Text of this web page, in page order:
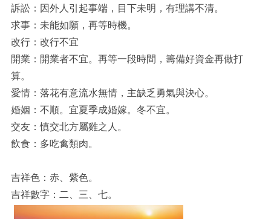
訴訟：因外人引起事端，目下未明，有理講不清。
求事：未能如願，再等時機。
改行：改行不宜
開業：開業者不宜。再等一段時間，籌備好資金再做打
算。
愛情：落花有意流水無情，主缺乏勇氣與決心。
婚姻：不順。宜夏季成婚嫁。冬不宜。
交友：慎交北方屬雞之人。
飲食：多吃禽類肉。
吉祥色：赤、紫色。
吉祥數字：二、三、七。